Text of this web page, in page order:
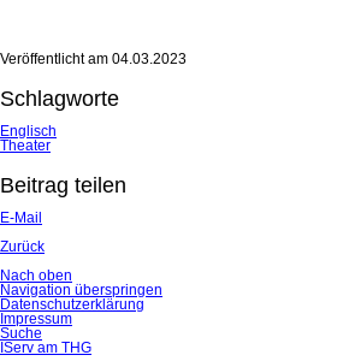
Veröffentlicht am 04.03.2023
Schlagworte
Englisch
Theater
Beitrag teilen
E-Mail
Zurück
Nach oben
Navigation überspringen
Datenschutzerklärung
Impressum
Suche
IServ am THG